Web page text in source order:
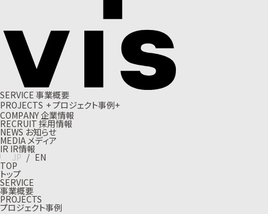
SERVICE 事業概要
PROJECTS +プロジェクト事例+
COMPANY企業情報
RECRUIT 採用情報
NEWS お知らせ
MEDIA メディア
IR IR情報
JP / EN
TOP
トップ
SERVICE
事業概要
PROJECTS
プロジェクト事例